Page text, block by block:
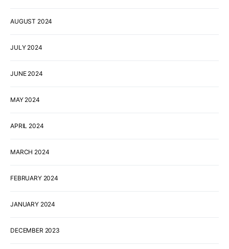
AUGUST 2024
JULY 2024
JUNE 2024
MAY 2024
APRIL 2024
MARCH 2024
FEBRUARY 2024
JANUARY 2024
DECEMBER 2023